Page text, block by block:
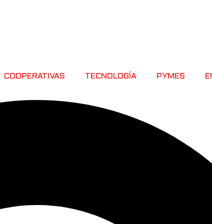
COOPERATIVAS TECNOLOGÍA PYMES